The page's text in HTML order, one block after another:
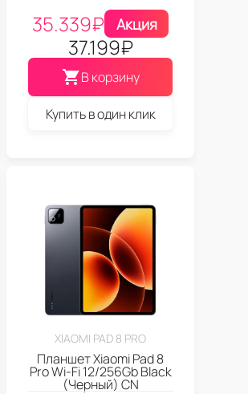
35.339₽ Акция
37.199₽
В корзину
Купить в один клик
XIAOMI PAD 8 PRO
Планшет Xiaomi Pad 8
Pro Wi-Fi 12/256Gb Black
(Черный) CN